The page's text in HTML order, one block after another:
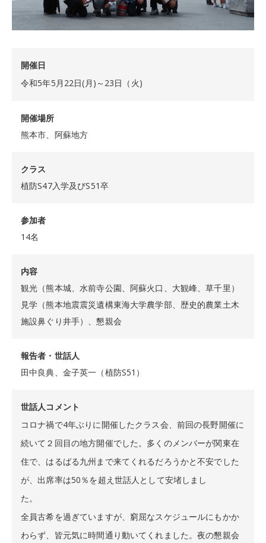
開催日
令和5年5月22日(月)～23日（火)
開催場所
熊本市、阿蘇地方
クラス
植防S47入学及びS51卒
参加者
14名
内容
観光（熊本城、水前寺公園、阿蘇火口、大観峰、草千里）
見学（熊本地震震災遺構東海大学農学部、歴史的農業土木
施設鼻ぐり井手）、懇親会
報告者・世話人
田中良典、金子英一（植防S51）
世話人コメント
コロナ禍で4年ぶりに開催したクラス会、前回の長野開催に
続いて２回目の地方開催でした。多くのメンバーが関東在
住で、はるばる九州まで来てくれるだろうかと不安でした
が、出席率は50％を超え世話人として安堵しまし
た。
全員古希を過ぎていますが、窮屈なスケジュールにもかか
わらず、皆元気に時間通り動いてくれました。夜の懇親会